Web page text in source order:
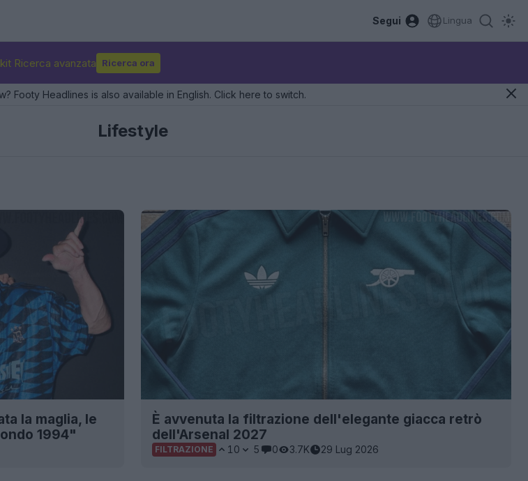
Segui Lingua
Ricerca avanzata Ricerca ora
Footy Headlines is also available in English. Click here to switch.
Lifestyle
la maglia, le
1994"
È avvenuta la filtrazione dell'elegante giacca retrò
dell'Arsenal 2027
FILTRAZIONE 10 5 0 3.7K 29 Lug 2026